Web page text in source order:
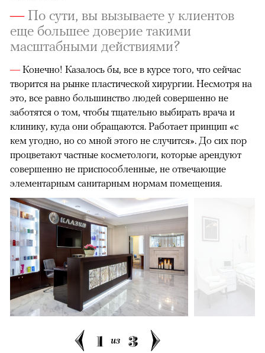
—По сути, вы вызываете у клиентов
еще большее доверие такими
масштабными действиями?
— Конечно! Казалось бы, все в курсе того, что сейчас
творится на рынке пластической хирургии. Несмотря на
это, все равно большинство людей совершенно не
заботятся о том, чтобы тщательно выбирать врача и
клинику, куда они обращаются. Работает принцип «с
кем угодно, но со мной этого не случится». До сих пор
процветают частные косметологи, которые арендуют
совершенно не приспособленные, не отвечающие
элементарным санитарным нормам помещения.
1 из 3